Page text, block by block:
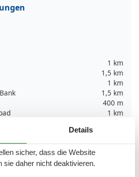
1 km
1,5 km
1 km
1,5 km
400 m
1 km
1,5 km
Details
sicher, dass die Website
sie daher nicht deaktivieren.